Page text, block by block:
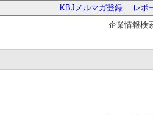
KBJメルマガ登録 レポ
企業情報検